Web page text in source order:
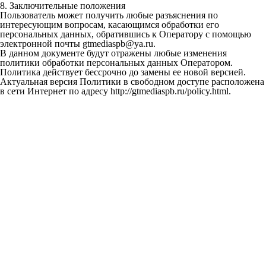
8. Заключительные положения
Пользователь может получить любые разъяснения по
интересующим вопросам, касающимся обработки его
персональных данных, обратившись к Оператору с помощью
электронной почты gtmediaspb@ya.ru.
В данном документе будут отражены любые изменения
политики обработки персональных данных Оператором.
Политика действует бессрочно до замены ее новой версией.
Актуальная версия Политики в свободном доступе расположена
в сети Интернет по адресу http://gtmediaspb.ru/policy.html.